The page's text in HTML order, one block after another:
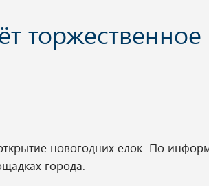
торжественное
новогодних ёлок. По
города.